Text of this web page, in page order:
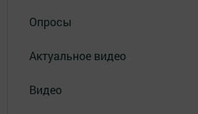
Опросы
Актуальное видео
Видео